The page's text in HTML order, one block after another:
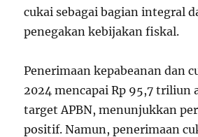
cukai sebagai bagian integral
penegakan kebijakan fiskal.
Penerimaan kepabeanan dan
2024 mencapai Rp 95,7 triliun
target APBN, menunjukkan
positif. Namun, penerimaan